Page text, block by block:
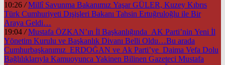
10:26 / Millî Savunma Bakanımız Yaşar GÜLER, Kuzey Kıbrıs
Türk Cumhuriyeti Dışişleri Bakanı Tahsin Ertuğruloğlu ile Bir
Araya Geldi…
19:04 / Mustafa ÖZKAN’ın İl Başkanlığında AK Parti’nin Yeni İl
Yönetim Kurulu ve Başkanlık Divanı Belli Oldu…Bu arada
Cumhurbaşkanımız ERDOĞAN ve Ak Parti’ye Daima Vefa Dolu
Bağlılıklarıyla Kamuoyunca Yakinen Bilinen Gazeteci Mustafa